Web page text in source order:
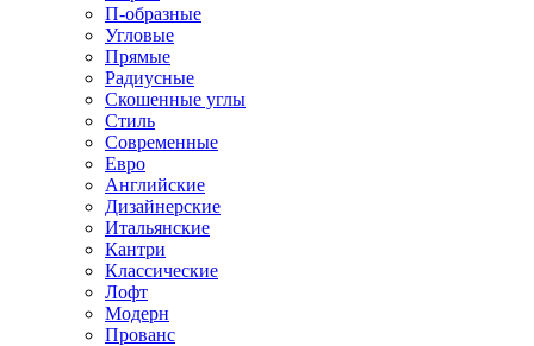
П-образные
Угловые
Прямые
Радиусные
Скошенные углы
Стиль
Современные
Евро
Английские
Дизайнерские
Итальянские
Кантри
Классические
Лофт
Модерн
Прованс